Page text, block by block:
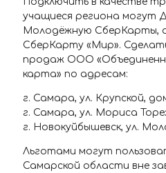
учащиеся региона могут
Молодёжную СберКарты,
СберКарту «Мир».
продаж ООО
карта» по адресам:
г. Самара, ул. Крупской,
г. Самара, ул. Мориса
г. Новокуйбышевск, ул.
Льготами могут
Самарской области вне